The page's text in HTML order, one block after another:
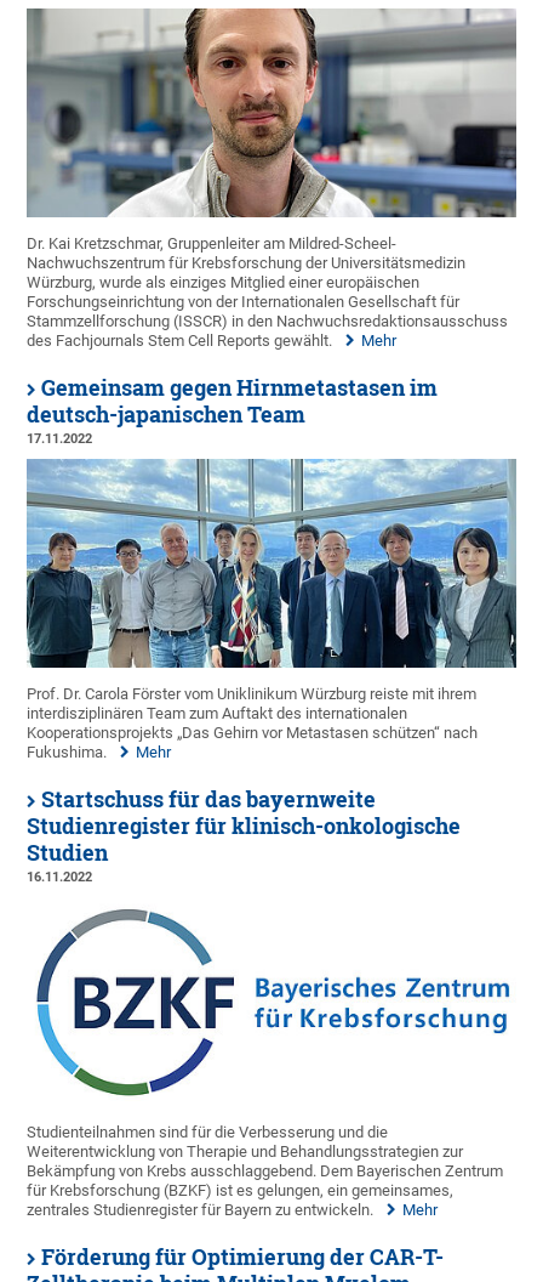
Dr. Kai Kretzschmar, Gruppenleiter am Mildred-Scheel-
Nachwuchszentrum für Krebsforschung der Universitätsmedizin
Würzburg, wurde als einziges Mitglied einer europäischen
Forschungseinrichtung von der Internationalen Gesellschaft für
Stammzellforschung (ISSCR) in den Nachwuchsredaktionsausschuss
des Fachjournals Stem Cell Reports gewählt.
Mehr
Gemeinsam gegen Hirnmetastasen im
deutsch-japanischen Team
17.11.2022
Prof. Dr. Carola Förster vom Uniklinikum Würzburg reiste mit ihrem
interdisziplinären Team zum Auftakt des internationalen
Kooperationsprojekts „Das Gehirn vor Metastasen schützen“ nach
Fukushima.
Mehr
Startschuss für das bayernweite
Studienregister für klinisch-onkologische
Studien
16.11.2022
Studienteilnahmen sind für die Verbesserung und die
Weiterentwicklung von Therapie und Behandlungsstrategien zur
Bekämpfung von Krebs ausschlaggebend. Dem Bayerischen Zentrum
für Krebsforschung (BZKF) ist es gelungen, ein gemeinsames,
zentrales Studienregister für Bayern zu entwickeln.
Mehr
Förderung für Optimierung der CAR-T-